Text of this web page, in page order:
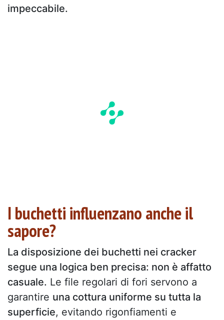
impeccabile.
I buchetti influenzano anche il
sapore?
La disposizione dei buchetti nei cracker
segue una logica ben precisa: non è affatto
casuale. Le file regolari di fori servono a
garantire una cottura uniforme su tutta la
superficie, evitando rigonfiamenti e